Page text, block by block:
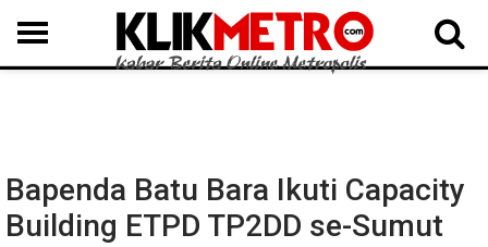
MEDAN LANGKAT DAIRI SAMOSIR TAPUT BATUBARA DELISERDANG
Bapenda Batu Bara Ikuti Capacity
Building ETPD TP2DD se-Sumut